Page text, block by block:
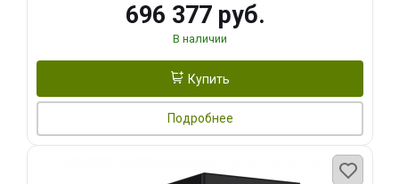
696 377 руб.
В наличии
Купить
Подробнее